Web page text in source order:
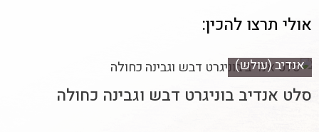
אולי תרצו להכין:
אנדיב (עולש)
סלט אנדיב בוניגרט דבש וגבינה כחולה